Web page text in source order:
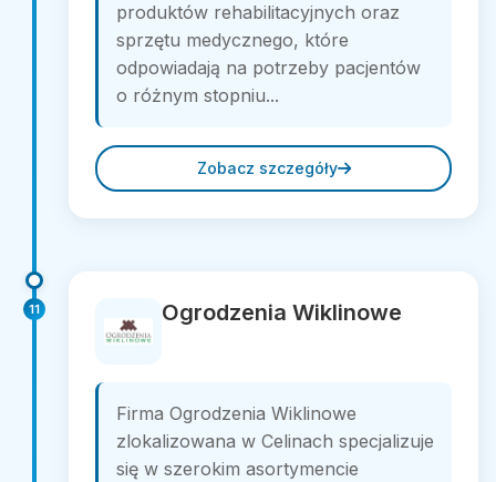
produktów rehabilitacyjnych oraz
sprzętu medycznego, które
odpowiadają na potrzeby pacjentów
o różnym stopniu...
Zobacz szczegóły
11 Ogrodzenia Wiklinowe
Firma Ogrodzenia Wiklinowe
zlokalizowana w Celinach specjalizuje
się w szerokim asortymencie